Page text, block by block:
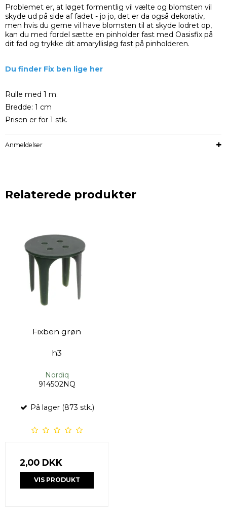
Problemet er, at løget formentlig vil vælte og blomsten vil
skyde ud på side af fadet - jo jo, det er da også dekorativ,
men hvis du gerne vil have blomsten til at skyde lodret op,
kan du med fordel sætte en pinholder fast med Oasisfix på
dit fad og trykke dit amaryllisløg fast på pinholderen.
Du finder Fix ben lige her
Rulle med 1 m.
Bredde: 1 cm
Prisen er for 1 stk.
Anmeldelser
Relaterede produkter
Fixben grøn
h3
Nordiq
914502NQ
På lager (873 stk.)
2,00 DKK
VIS PRODUKT